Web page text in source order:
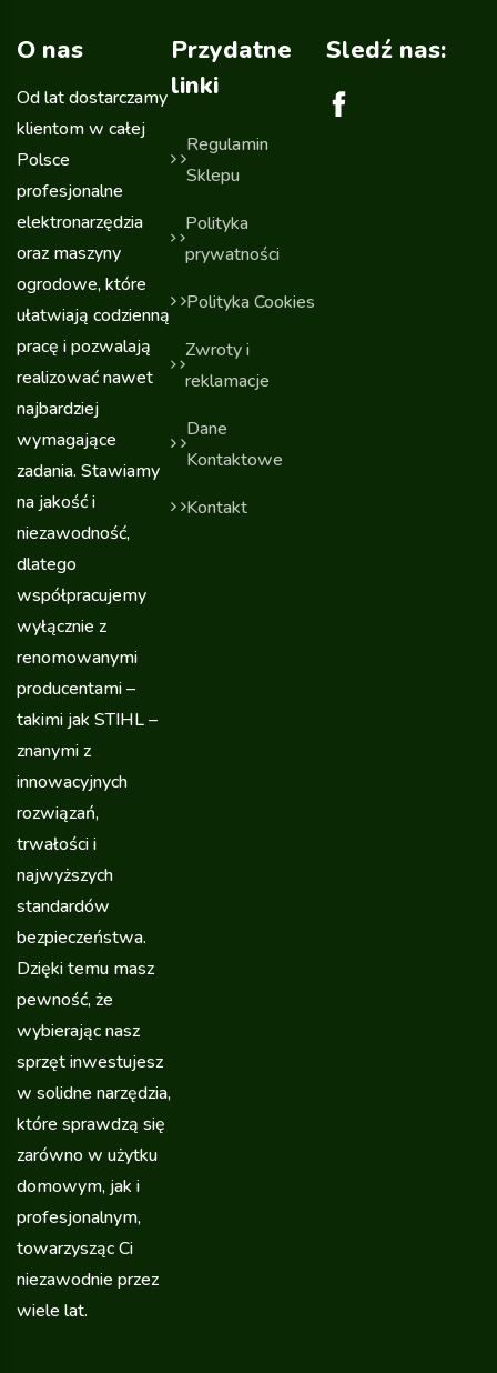
O nas
Od lat dostarczamy
klientom w całej
Polsce
profesjonalne
elektronarzędzia
oraz maszyny
ogrodowe, które
ułatwiają codzienną
pracę i pozwalają
realizować nawet
najbardziej
wymagające
zadania. Stawiamy
na jakość i
niezawodność,
dlatego
współpracujemy
wyłącznie z
renomowanymi
producentami –
takimi jak STIHL –
znanymi z
innowacyjnych
rozwiązań,
trwałości i
najwyższych
standardów
bezpieczeństwa.
Dzięki temu masz
pewność, że
wybierając nasz
sprzęt inwestujesz
w solidne narzędzia,
które sprawdzą się
zarówno w użytku
domowym, jak i
profesjonalnym,
towarzysząc Ci
niezawodnie przez
wiele lat.
Przydatne
linki
Regulamin
Sklepu
Polityka
prywatności
Polityka Cookies
Zwroty i
reklamacje
Dane
Kontaktowe
Kontakt
Sledź nas: